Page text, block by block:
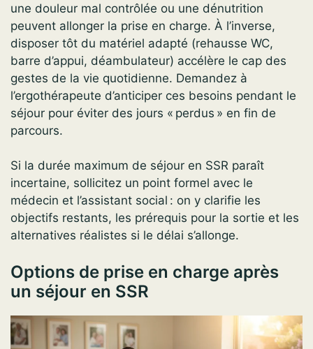
une douleur mal contrôlée ou une dénutrition
peuvent allonger la prise en charge. À l’inverse,
disposer tôt du matériel adapté (rehausse WC,
barre d’appui, déambulateur) accélère le cap des
gestes de la vie quotidienne. Demandez à
l’ergothérapeute d’anticiper ces besoins pendant le
séjour pour éviter des jours « perdus » en fin de
parcours.
Si la durée maximum de séjour en SSR paraît
incertaine, sollicitez un point formel avec le
médecin et l’assistant social : on y clarifie les
objectifs restants, les prérequis pour la sortie et les
alternatives réalistes si le délai s’allonge.
Options de prise en charge après
un séjour en SSR